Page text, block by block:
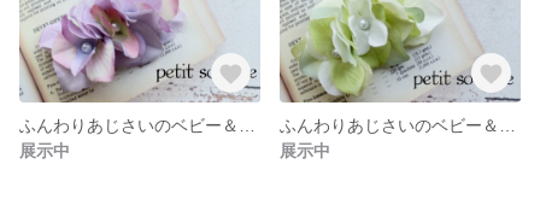
展示中
展示中